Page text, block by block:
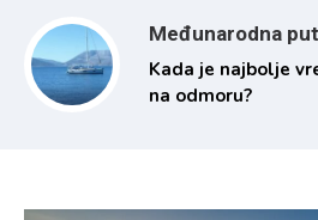
Međunarodna
Kada je najbolje
na odmoru?